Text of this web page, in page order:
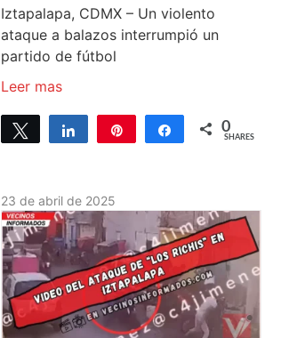
Iztapalapa, CDMX – Un violento
ataque a balazos interrumpió un
partido de fútbol
Leer mas
Tweet Share Share 0
SHARES
23 de abril de 2025